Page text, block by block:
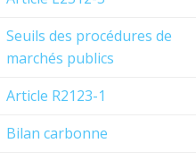
Seuils des procédures de
marchés publics
Article R2123-1
Bilan carbonne